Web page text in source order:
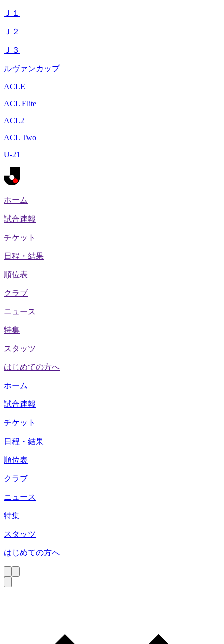
Ｊ１
Ｊ２
Ｊ３
ルヴァンカップ
ACLE
ACL Elite
ACL2
ACL Two
U-21
ホーム
試合速報
チケット
日程・結果
順位表
クラブ
ニュース
特集
スタッツ
はじめての方へ
ホーム
試合速報
チケット
日程・結果
順位表
クラブ
ニュース
特集
スタッツ
はじめての方へ